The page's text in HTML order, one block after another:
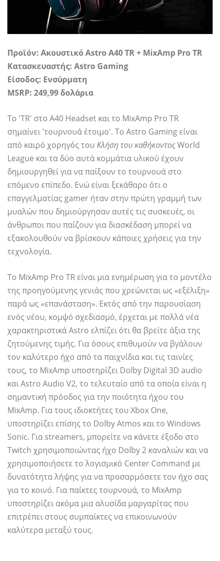
Προϊόν: Ακουστικό Astro A40 TR + MixAmp Pro TR
Κατασκευαστής: Astro Gaming
Είσοδος: Ενσύρματη
MSRP: 249,99 δολάρια
Το 'TR' στο A40 Headset και το MixAmp Pro TR
σημαίνει 'τουρνουά έτοιμο'. Το Astro Gaming είναι
από καιρό χορηγός του Κλήση του καθήκοντοςWorld
League και τα δύο αυτά κομμάτια υλικού έχουν
δημιουργηθεί για να παίξουν το τουρνουά στο
επόμενο επίπεδο. Ενώ είναι ξεκάθαρο ότι ο
επαγγελματίας gamer ήταν στην πρώτη γραμμή των
μυαλών που δημιούργησαν αυτές τις συσκευές, οι
άνθρωποι που παίζουν για διασκέδαση μπορεί να
εξακολουθούν να βρίσκουν κάποιες χρήσεις για την
τεχνολογία.
Το MixAmp Pro TR είναι μια ενημέρωση για το μοντέλο
της προηγούμενης γενιάς που χρεώνεται ως «εξέλιξη»
παρά ως «επανάσταση». Εκτός από την παρουσίαση
ενός νέου, κομψό σχεδιασμό, έρχεται με πολλά νέα
χαρακτηριστικά Astro ελπίζει ότι θα βρείτε άξια της
ζητούμενης τιμής. Για όσους επιθυμούν να βγάλουν
τον καλύτερο ήχο από τα παιχνίδια και τις ταινίες
τους, το MixAmp υποστηρίζει Dolby Digital 3D audio
και Astro Audio V2, το τελευταίο από τα οποία είναι η
σημαντική πρόοδος για την ποιότητα ήχου του
MixAmp. Για τους ιδιοκτήτες του Xbox One,
υποστηρίζει επίσης το Dolby Atmos και το Windows
Sonic. Για streamers, μπορείτε να κάνετε έξοδο στο
Twitch χρησιμοποιώντας ήχο Dolby 2 καναλιών και να
χρησιμοποιήσετε το λογισμικό Center Command με
δυνατότητα λήψης για να προσαρμόσετε τον ήχο σας
για το κοινό. Για παίκτες τουρνουά, το MixAmp
υποστηρίζει ακόμα μια αλυσίδα μαργαρίτας που
επιτρέπει στους συμπαίκτες να επικοινωνούν
καλύτερα μεταξύ τους.